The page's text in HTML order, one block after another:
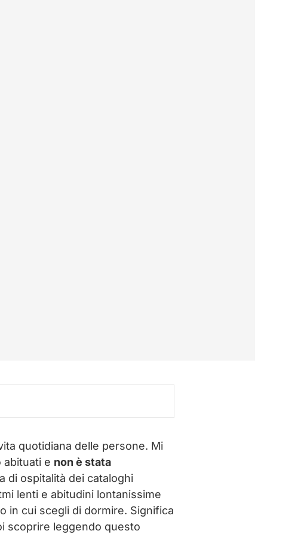
quotidiana delle persone. Mi
abituati e non è stata
di ospitalità dei cataloghi
lenti e abitudini lontanissime
in cui scegli di dormire. Significa
scoprire leggendo questo